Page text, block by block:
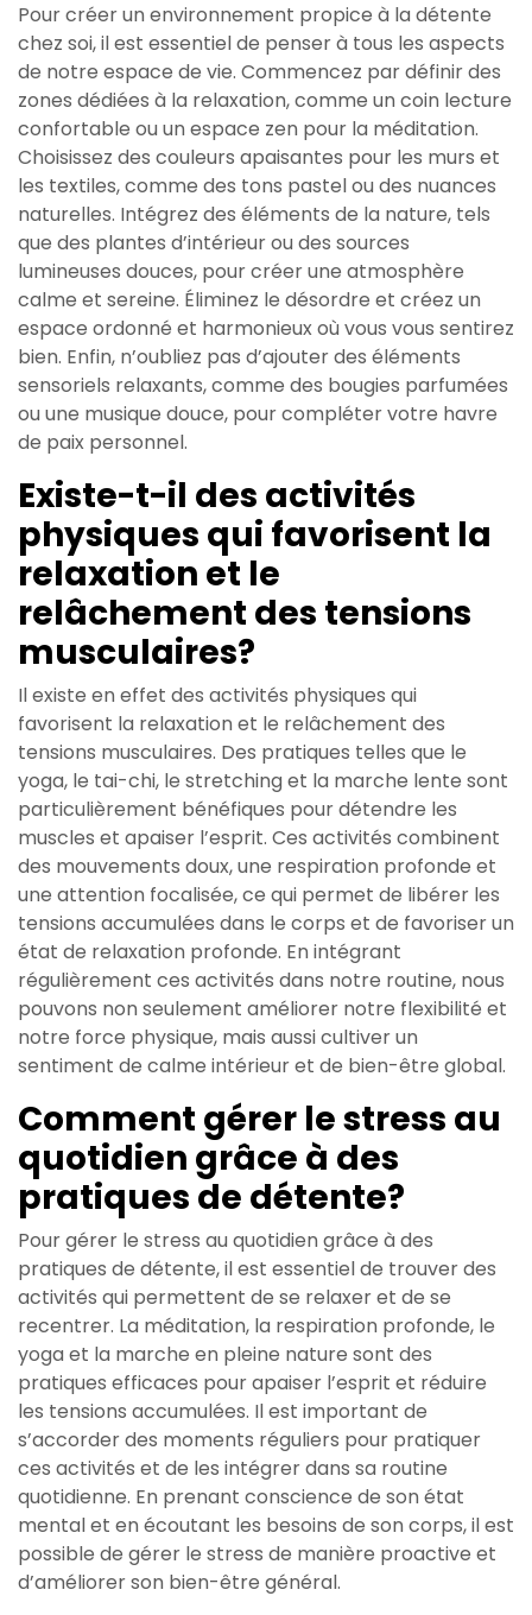
Pour créer un environnement propice à la détente
chez soi, il est essentiel de penser à tous les aspects
de notre espace de vie. Commencez par définir des
zones dédiées à la relaxation, comme un coin lecture
confortable ou un espace zen pour la méditation.
Choisissez des couleurs apaisantes pour les murs et
les textiles, comme des tons pastel ou des nuances
naturelles. Intégrez des éléments de la nature, tels
que des plantes d’intérieur ou des sources
lumineuses douces, pour créer une atmosphère
calme et sereine. Éliminez le désordre et créez un
espace ordonné et harmonieux où vous vous sentirez
bien. Enfin, n’oubliez pas d’ajouter des éléments
sensoriels relaxants, comme des bougies parfumées
ou une musique douce, pour compléter votre havre
de paix personnel.
Existe-t-il des activités
physiques qui favorisent la
relaxation et le
relâchement des tensions
musculaires?
Il existe en effet des activités physiques qui
favorisent la relaxation et le relâchement des
tensions musculaires. Des pratiques telles que le
yoga, le tai-chi, le stretching et la marche lente sont
particulièrement bénéfiques pour détendre les
muscles et apaiser l’esprit. Ces activités combinent
des mouvements doux, une respiration profonde et
une attention focalisée, ce qui permet de libérer les
tensions accumulées dans le corps et de favoriser un
état de relaxation profonde. En intégrant
régulièrement ces activités dans notre routine, nous
pouvons non seulement améliorer notre flexibilité et
notre force physique, mais aussi cultiver un
sentiment de calme intérieur et de bien-être global.
Comment gérer le stress au
quotidien grâce à des
pratiques de détente?
Pour gérer le stress au quotidien grâce à des
pratiques de détente, il est essentiel de trouver des
activités qui permettent de se relaxer et de se
recentrer. La méditation, la respiration profonde, le
yoga et la marche en pleine nature sont des
pratiques efficaces pour apaiser l’esprit et réduire
les tensions accumulées. Il est important de
s’accorder des moments réguliers pour pratiquer
ces activités et de les intégrer dans sa routine
quotidienne. En prenant conscience de son état
mental et en écoutant les besoins de son corps, il est
possible de gérer le stress de manière proactive et
d’améliorer son bien-être général.